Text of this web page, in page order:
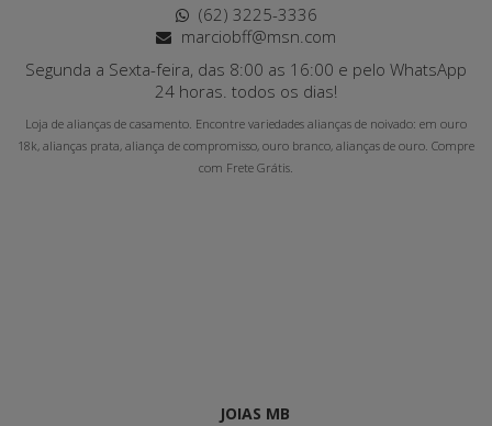
JOIAS MB
(62) 3225-3336
marciobff@msn.com
Segunda a Sexta-feira, das 8:00 as 16:00 e pelo WhatsApp
24 horas. todos os dias!
Loja de alianças de casamento. Encontre variedades alianças de noivado: em ouro
18k, alianças prata, aliança de compromisso, ouro branco, alianças de ouro. Compre
com Frete Grátis.